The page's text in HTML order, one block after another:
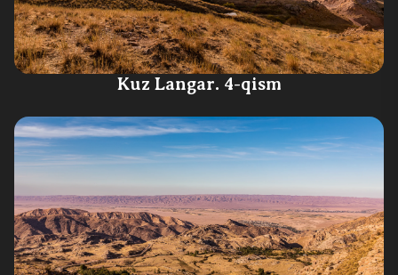
Kuz Langar. 4-qism